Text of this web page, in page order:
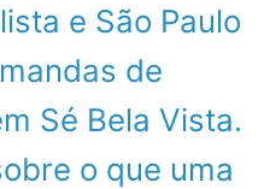
e São Paulo
de
Sé Bela Vista.
o que uma